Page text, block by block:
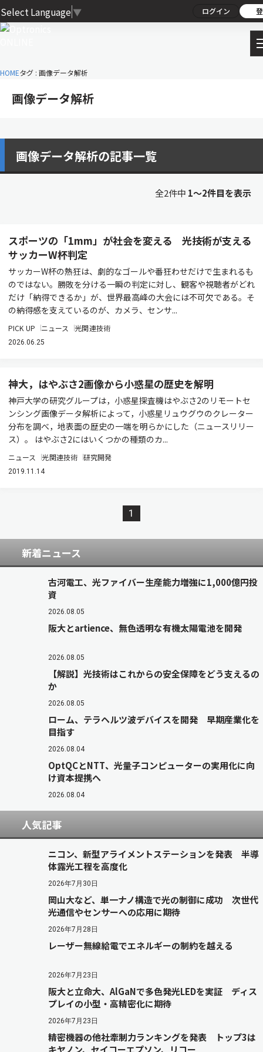
Select Language ▼ ログイン
HOMEタグ : 画像データ解析
画像データ解析
画像データ解析の記事一覧
全2件中 1〜2件目を表示
スポーツの「1mm」が社会を変える 光技術が支える
サッカーW杯判定
サッカーW杯の熱狂は、劇的なゴールや番狂わせだけで生まれるも
のではない。勝敗を分ける一瞬の判定に対し、観客や視聴者がどれ
だけ「納得できるか」が、世界最高峰の大会には不可欠である。そ
の納得感を支えているのが、カメラ、センサ...
PICK UP ニュース 光関連技術
2026.06.25
神大，はやぶさ2画像から小惑星の歴史を解明
神戸大学の研究グループは，小惑星探査機はやぶさ2のリモートセ
ンシング画像データ解析によって，小惑星リュウグウのクレーター
分布を調べ，地表面の歴史の一端を明らかにした（ニュースリリー
ス）。 はやぶさ2にはいくつかの種類のカ...
ニュース 光関連技術 研究開発
2019.11.14
1
新着ニュース
古河電工、光ファイバー生産能力増強に1,000億円投
資
2026.08.05
阪大とartience、無色透明な有機太陽電池を開発
2026.08.05
【解説】光技術はこれからの安全保障をどう支えるの
か
2026.08.05
ローム、テラヘルツ波デバイスを開発 早期産業化を
目指す
2026.08.04
OptQCとNTT、光量子コンピューターの実用化に向
け資本提携へ
2026.08.04
人気記事
ニコン、新型アライメントステーションを発表 半導
体露光工程を高度化
2026年7月30日
岡山大など、単一ナノ構造で光の制御に成功 次世代
光通信やセンサーへの応用に期待
2026年7月28日
レーザー無線給電でエネルギーの制約を越える
2026年7月23日
阪大と立命大、AlGaNで多色発光LEDを実証 ディス
プレイの小型・高精密化に期待
2026年7月23日
精密機器の他社牽制力ランキングを発表 トップ3は
キヤノン、セイコーエプソン、リコー